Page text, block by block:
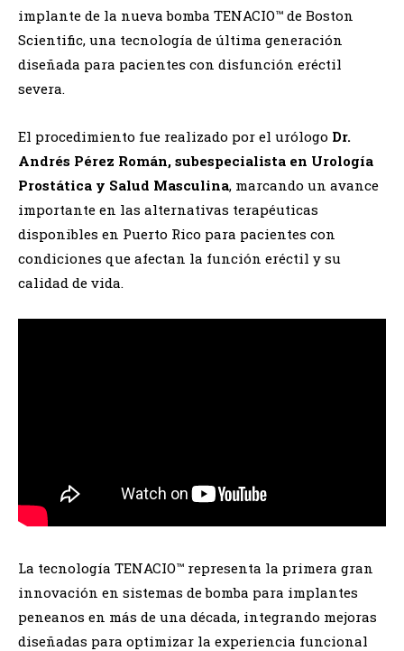
implante de la nueva bomba TENACIO™ de Boston
Scientific, una tecnología de última generación
diseñada para pacientes con disfunción eréctil
severa.
El procedimiento fue realizado por el urólogo Dr.
Andrés Pérez Román, subespecialista en Urología
Prostática y Salud Masculina, marcando un avance
importante en las alternativas terapéuticas
disponibles en Puerto Rico para pacientes con
condiciones que afectan la función eréctil y su
calidad de vida.
La tecnología TENACIO™ representa la primera gran
innovación en sistemas de bomba para implantes
peneanos en más de una década, integrando mejoras
diseñadas para optimizar la experiencia funcional